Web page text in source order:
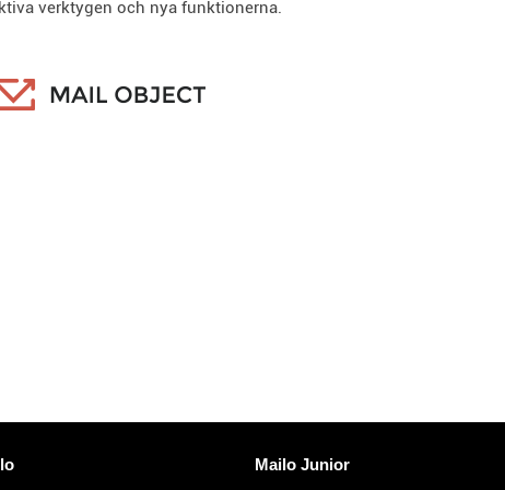
verktygen och nya funktionerna.
Upptäck Mailo
Mailo Junior